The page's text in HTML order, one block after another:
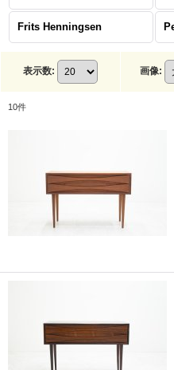
Frits Henningsen
表示数: 画像:
10件